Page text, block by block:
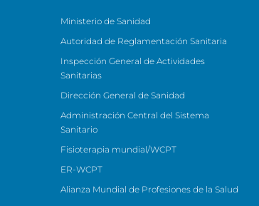
Ministerio de Sanidad
Autoridad de Reglamentación Sanitaria
Inspección General de Actividades
Sanitarias
Dirección General de Sanidad
Administración Central del Sistema
Sanitario
Fisioterapia mundial/WCPT
ER-WCPT
Alianza Mundial de Profesiones de la Salud